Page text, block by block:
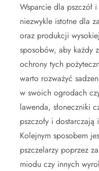
Wsparcie dla pszczół
niezwykle istotne dla
oraz produkcji
sposobów, aby każdy
ochrony tych
warto rozważyć
w swoich ogrodach
lawenda, słoneczniki
pszczoły i
Kolejnym sposobem
pszczelarzy poprzez
miodu czy innych